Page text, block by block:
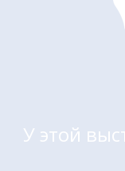
У этой